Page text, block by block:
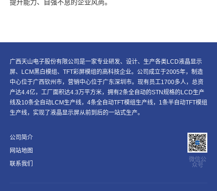
提升能力、自强不息的企业风尚。
广西天山电子股份有限公司是一家专业研发、设计、生产各类LCD液晶显示
屏、LCM黑白模组、TFT彩屏模组的高科技企业。公司成立于2005年，​制造
中心位于广西钦州市，营销中心位于广东深圳市。现有员工1700多人，总资
产达4.4亿，工厂面积达4.3万平方米，拥有2条全自动的STN规格的LCD生产
线及10条全自动LCM生产线，4条全自动TFT模组生产线，1条半自动TFT模组
生产线，实现了液晶显示屏从前到后的一站式生产。
公司简介
网站地图
联系我们
微信公
众号